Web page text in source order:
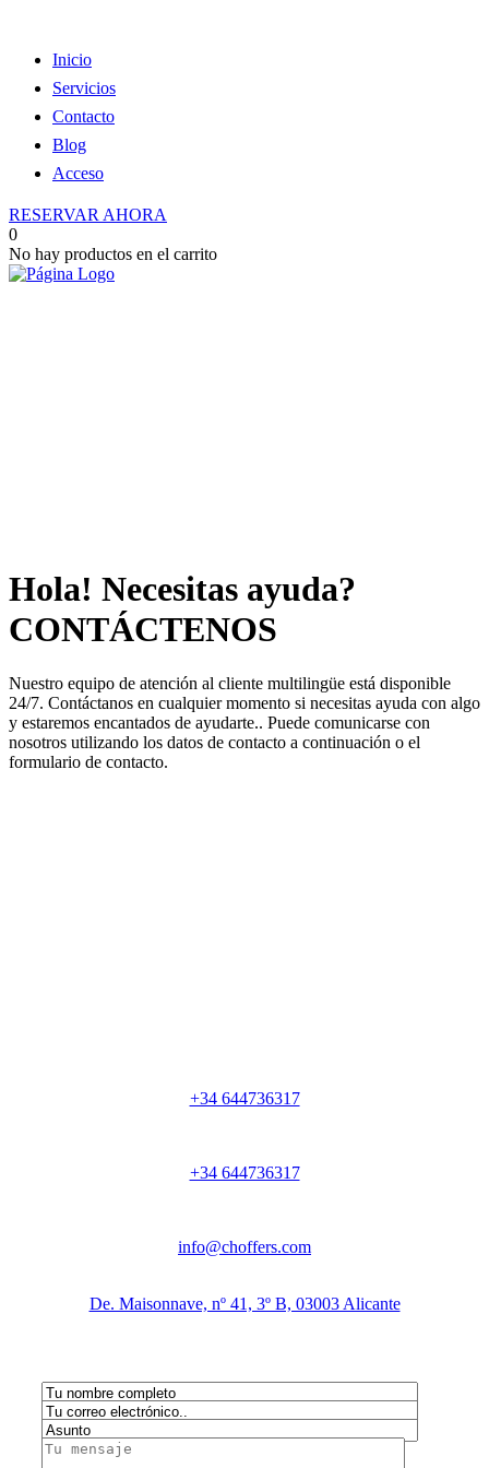
Inicio
Servicios
Contacto
Blog
Acceso
RESERVAR AHORA
0
No hay productos en el carrito
Hola! Necesitas ayuda?
CONTÁCTENOS
Nuestro equipo de atención al cliente multilingüe está disponible
24/7. Contáctanos en cualquier momento si necesitas ayuda con algo
y estaremos encantados de ayudarte.. Puede comunicarse con
nosotros utilizando los datos de contacto a continuación o el
formulario de contacto.
+34 644736317
+34 644736317
info@choffers.com
De. Maisonnave, nº 41, 3º B, 03003 Alicante